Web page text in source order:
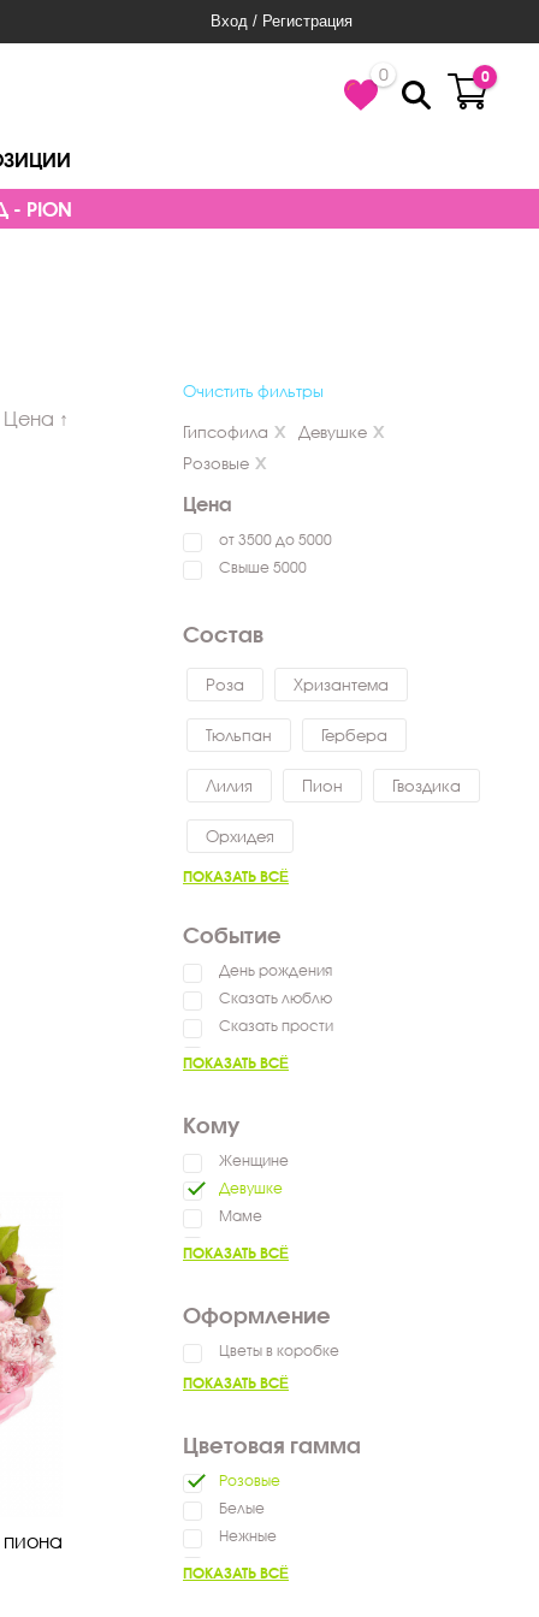
Вход / Регистрация
0 0
PION
Цена ↑
пиона
Очистить фильтры
Гипсофила
Девушке
Розовые
Цена
от 3500 до 5000
Свыше 5000
Состав
Роза Хризантема
Тюльпан Гербера
Лилия Пион Гвоздика
Орхидея
ПОКАЗАТЬ ВСЁ
Событие
День рождения
Сказать люблю
Сказать прости
Выздоравливай
ПОКАЗАТЬ ВСЁ
Кому
Женщине
Девушке
Маме
ПОКАЗАТЬ ВСЁ
Оформление
Цветы в коробке
ПОКАЗАТЬ ВСЁ
Цветовая гамма
Розовые
Белые
Нежные
Разноцветные
ПОКАЗАТЬ ВСЁ